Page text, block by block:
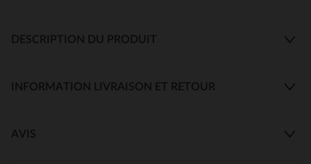
DESCRIPTION DU PRODUIT
INFORMATION LIVRAISON ET RETOUR
AVIS